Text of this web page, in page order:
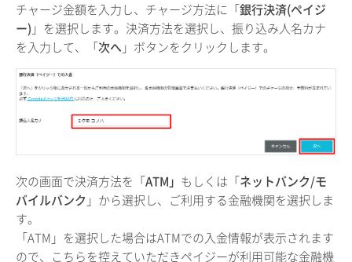
チャージ金額を入力し、チャージ方法に「銀行決済(ペイジ
ー) 」を選択します。決済方法を選択し、振り込み人名カナ
を入力して、「次へ 」ボタンをクリックします。
次の画面で決済方法を「ATM」 もしくは「ネットバンク/モ
バイルバンク 」から選択し、ご利用する金融機関を選択しま
す。
「ATM」を選択した場合はATMでの入金情報が表示されます
ので、こちらを控えていただきペイジーが利用可能な金融機